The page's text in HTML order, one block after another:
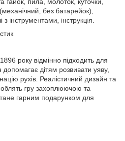
гайок, пила, молоток, куточки,
без батарейок),
інструментами, інструкція.
року відмінно підходить для
дітям розвивати уяву,
рухів. Реалістичний дизайн та
гру захоплюючою та
гарним подарунком для